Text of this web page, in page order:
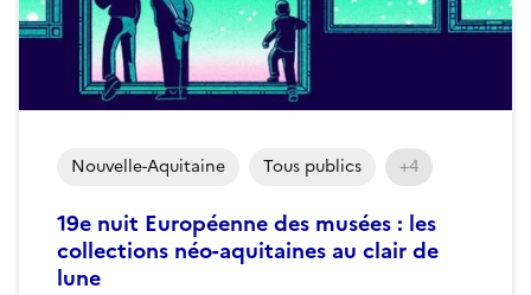
19e nuit Européenne des musées : les
collections néo-aquitaines au clair de
lune
Nouvelle-Aquitaine Tous publics +4